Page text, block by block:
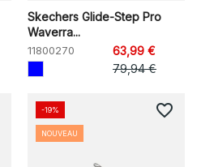
Skechers Glide-Step Pro
Waverra...
11800270
63,99 €
79,94 €
-19%
NOUVEAU
favorite_border